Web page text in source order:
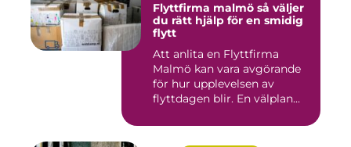
Flyttfirma malmö så väljer
du rätt hjälp för en smidig
flytt
Att anlita en Flyttfirma
Malmö kan vara avgörande
för hur upplevelsen av
flyttdagen blir. En välplan...